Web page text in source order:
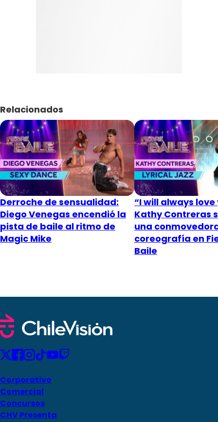
Relacionados
Derroche de sensualidad:
Diego Venegas encendió la
pista de baile al ritmo de
Magic Mike
“I will always love
Kathy Contreras
una
coreografía en
Baile
Corporativo
Comercial
Concursos
CHV Presenta